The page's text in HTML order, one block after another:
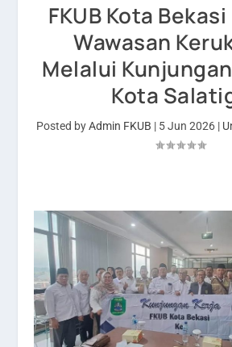
FKUB Kota
Wawasan
Melalui
Kota
Posted byAdmin FKUB | 5 Jun 2026|